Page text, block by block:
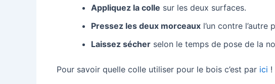
Appliquez la colle sur les deux surfaces.
Pressez les deux morceaux l’un contre l’autre
Laissez sécher selon le temps de pose de la
Pour savoir quelle colle utiliser pour le bois c’est par ici !